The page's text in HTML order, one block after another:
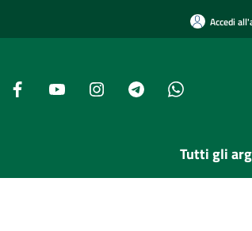
Accedi
Tutti gli